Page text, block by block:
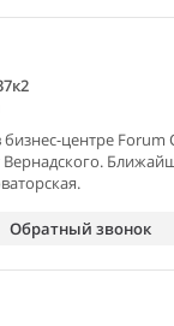
центре Forum
Обратный звонок